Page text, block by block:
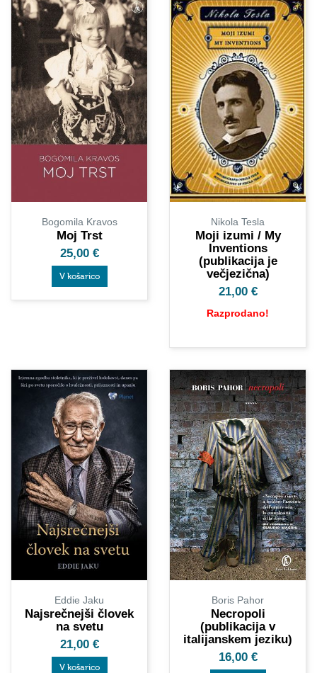
Bogomila Kravos
Moj Trst
25,00 €
V košarico
Nikola Tesla
Moji izumi / My
Inventions
(publikacija je
večjezična)
21,00 €
Razprodano!
Eddie Jaku
Najsrečnejši človek
na svetu
21,00 €
V košarico
Boris Pahor
Necropoli
(publikacija v
italijanskem jeziku)
16,00 €